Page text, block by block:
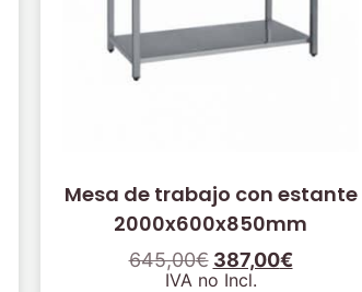
Mesa de trabajo con estante
2000x600x850mm
645,00€ 387,00€
IVA no Incl.